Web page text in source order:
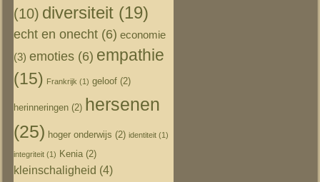
(10) diversiteit (19)
echt en onecht (6) economie
(3) emoties (6) empathie
(15) Frankrijk (1) geloof (2)
herinneringen (2) hersenen
(25) hoger onderwijs (2) identiteit (1)
integriteit (1) Kenia (2)
kleinschaligheid (4)